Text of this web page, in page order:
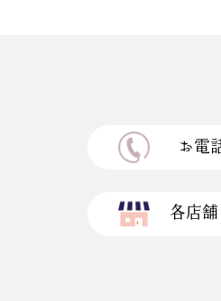
お電
各店